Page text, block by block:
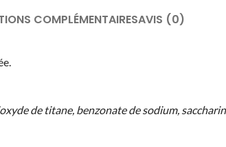
COMPLÉMENTAIRESAVIS (0)
de titane, benzonate de sodium,